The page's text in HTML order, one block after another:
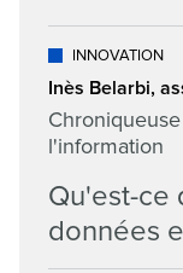
INNOVATION
Inès Belarbi,
l'information
Qu'est-ce
données